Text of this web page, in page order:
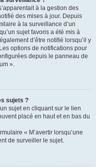
à la gestion des
des mises à jour. Depuis
à la surveillance d’un
sujet favoris a été mis à
d’être notifié lorsqu’il y
options de notifications pour
depuis le panneau de
».
sujets ?
sujet en cliquant sur le lien
placé en haut et en bas du
« M’avertir lorsqu’une
de surveiller le sujet.